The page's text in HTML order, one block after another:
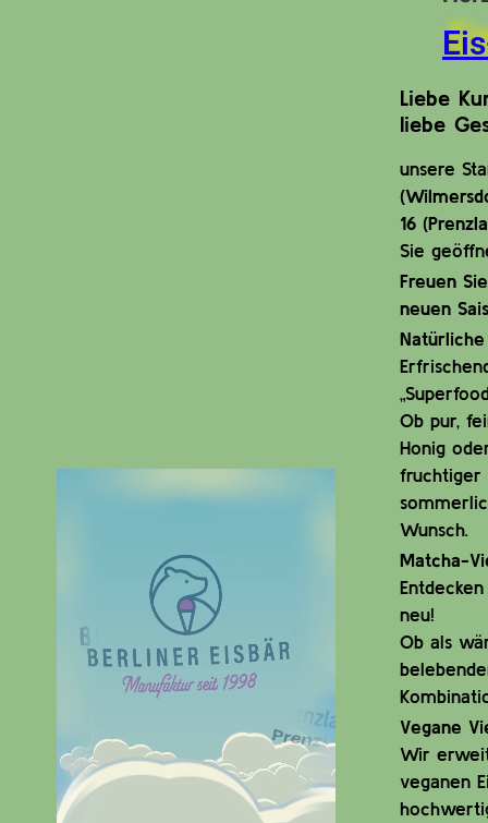
Liebe
liebe
unsere
16
Sie
Freuen
neuen
Ob pur,
Honig
fruchtiger
Wunsch.
Matcha-
neu!
Ob als
Vegane
Wir
veganen